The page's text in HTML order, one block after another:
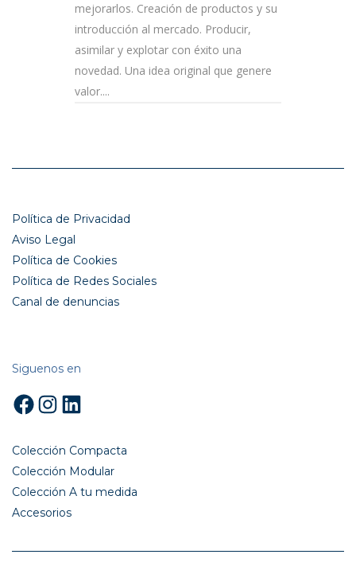
mejorarlos. Creación de productos y su
introducción al mercado. Producir,
asimilar y explotar con éxito una
novedad. Una idea original que genere
valor....
Política de Privacidad
Aviso Legal
Política de Cookies
Política de Redes Sociales
Canal de denuncias
Siguenos en
Facebook
Instagram
LinkedIn
Colección Compacta
Colección Modular
Colección A tu medida
Accesorios